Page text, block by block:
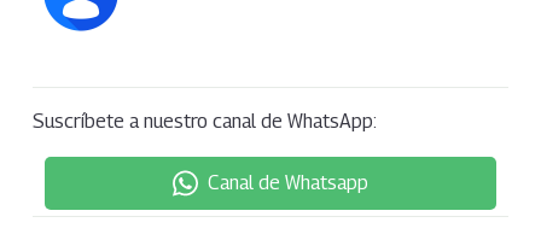
Suscríbete a nuestro canal de WhatsApp:
Canal de Whatsapp